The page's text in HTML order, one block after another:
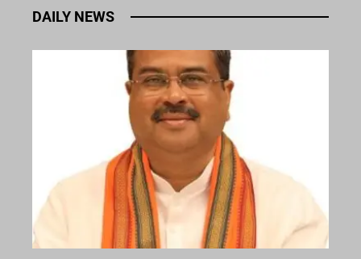
DAILY NEWS